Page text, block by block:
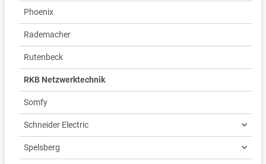
Phoenix
Rademacher
Rutenbeck
RKB Netzwerktechnik
Somfy
Schneider Electric
Spelsberg